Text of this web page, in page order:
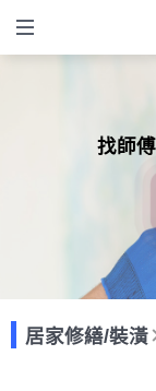
找師
居家修繕/裝潢